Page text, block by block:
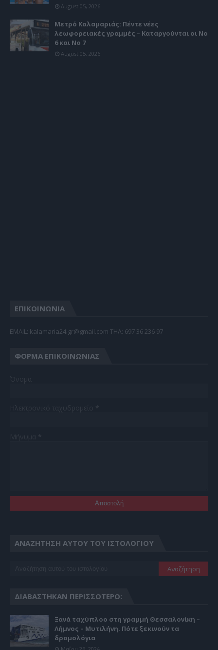
August 05, 2026
Μετρό Καλαμαριάς: Πέντε νέες
λεωφορειακές γραμμές – Καταργούνται οι Νο
6 και Νο 7
August 05, 2026
ΕΠΙΚΟΙΝΩΝΙΑ
EMAIL: kalamaria24.gr@gmail.com TΗΛ: 697 36 236 97
ΦΌΡΜΑ ΕΠΙΚΟΙΝΩΝΊΑΣ
ΑΝΑΖΉΤΗΣΗ ΑΥΤΟΎ ΤΟΥ ΙΣΤΟΛΟΓΊΟΥ
ΔΙΑΒΆΣΤΗΚΑΝ ΠΕΡΙΣΣΌΤΕΡΟ:
Ξανά ταχύπλοο στη γραμμή Θεσσαλονίκη –
Λήμνος – Μυτιλήνη. Πότε ξεκινούν τα
δρομολόγια